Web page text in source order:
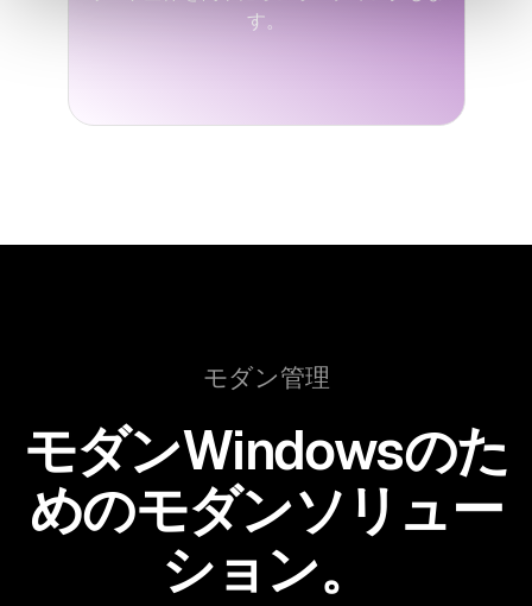
す。
モダン管理
モダンWindowsのた
めのモダンソリュー
ション。